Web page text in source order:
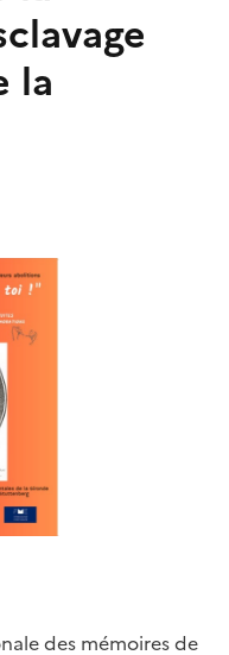
la
des mémoires de